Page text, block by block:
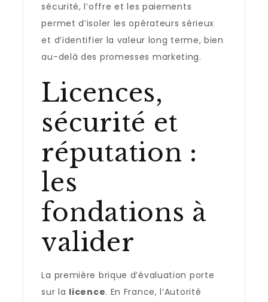
sécurité, l’offre et les paiements
permet d’isoler les opérateurs sérieux
et d’identifier la valeur long terme, bien
au-delà des promesses marketing.
Licences,
sécurité et
réputation :
les
fondations à
valider
La première brique d’évaluation porte
sur la licence. En France, l’Autorité